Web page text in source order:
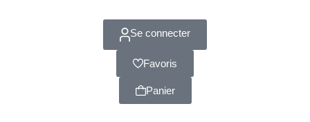
Se connecter
Favoris
Panier